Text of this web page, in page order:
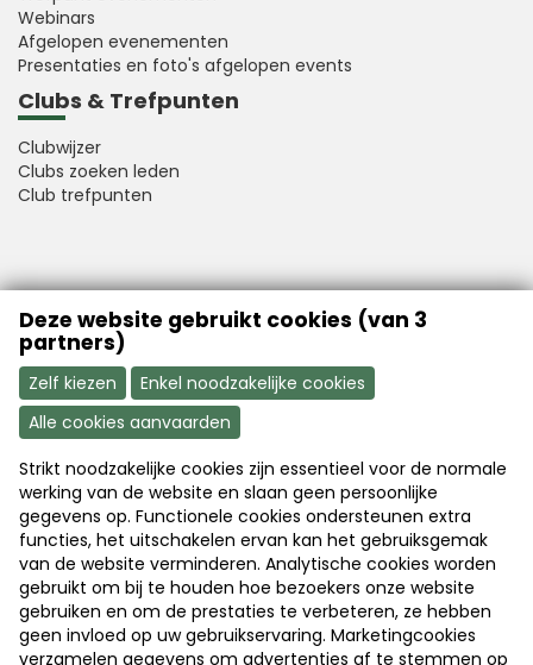
Webinars
Afgelopen evenementen
Presentaties en foto's afgelopen events
Clubs & Trefpunten
Clubwijzer
Clubs zoeken leden
Club trefpunten
VFB is a member of Better Finance
Aanmelden Word nu lid
Disclaimer|Copyright|Privacy
Deze website gebruikt cookies (van 3
partners)
Zelf kiezen
Enkel noodzakelijke cookies
Alle cookies aanvaarden
Strikt noodzakelijke cookies zijn essentieel voor de normale
werking van de website en slaan geen persoonlijke
gegevens op. Functionele cookies ondersteunen extra
functies, het uitschakelen ervan kan het gebruiksgemak
van de website verminderen. Analytische cookies worden
gebruikt om bij te houden hoe bezoekers onze website
gebruiken en om de prestaties te verbeteren, ze hebben
geen invloed op uw gebruikservaring. Marketingcookies
verzamelen gegevens om advertenties af te stemmen op
© 2026 Vlaamse Federatie van Beleggers